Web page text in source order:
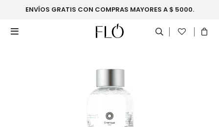
ENVÍOS GRATIS CON COMPRAS MAYORES A $ 5000.
